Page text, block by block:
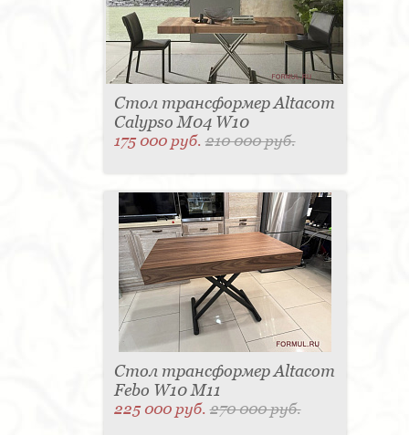
Стол трансформер Altacom
Calypso M04 W10
175 000 руб.210 000 руб.
Стол трансформер Altacom
Febo W10 M11
225 000 руб.270 000 руб.